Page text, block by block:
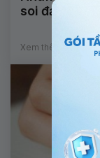
soi đại tràng
Xem thêm